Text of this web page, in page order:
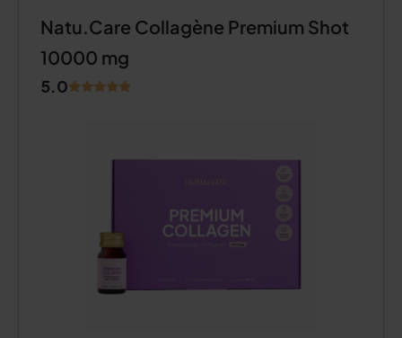
Natu.Care Collagène Premium Shot
10000 mg
5.0